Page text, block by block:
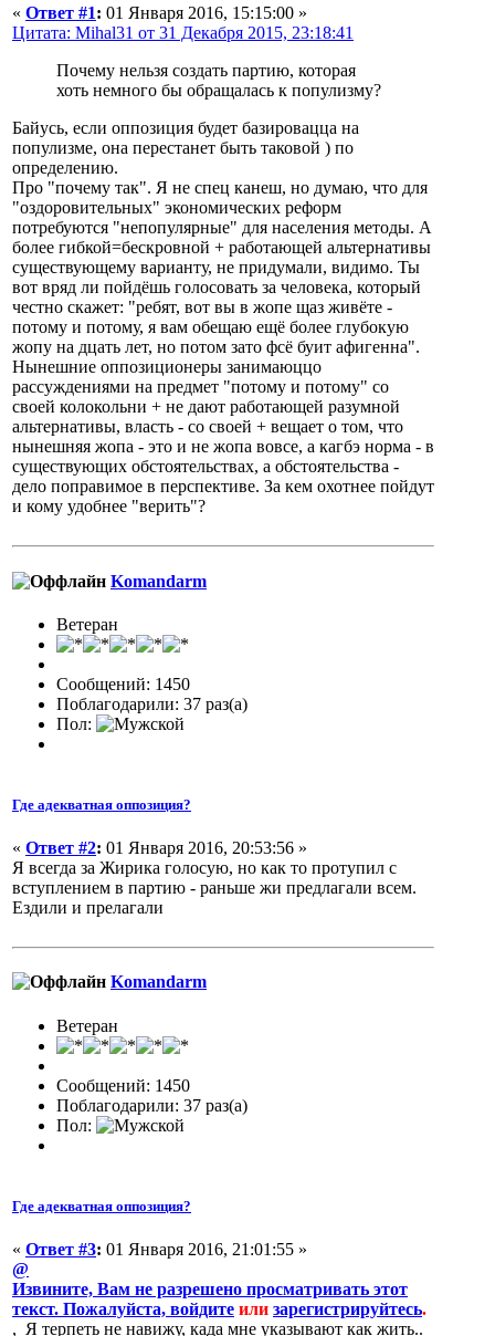
« Ответ #1: 01 Января 2016, 15:15:00 »
Цитата: Mihal31 от 31 Декабря 2015, 23:18:41
Почему нельзя создать партию, которая
хоть немного бы обращалась к популизму?
Байусь, если оппозиция будет базировацца на
популизме, она перестанет быть таковой ) по
определению.
Про "почему так". Я не спец канеш, но думаю, что для
"оздоровительных" экономических реформ
потребуются "непопулярные" для населения методы. А
более гибкой=бескровной + работающей альтернативы
существующему варианту, не придумали, видимо. Ты
вот вряд ли пойдёшь голосовать за человека, который
честно скажет: "ребят, вот вы в жопе щаз живёте -
потому и потому, я вам обещаю ещё более глубокую
жопу на дцать лет, но потом зато фсё буит афигенна".
Нынешние оппозиционеры занимаюццо
рассуждениями на предмет "потому и потому" со
своей колокольни + не дают работающей разумной
альтернативы, власть - со своей + вещает о том, что
нынешняя жопа - это и не жопа вовсе, а кагбэ норма - в
существующих обстоятельствах, а обстоятельства -
дело поправимое в перспективе. За кем охотнее пойдут
и кому удобнее "верить"?
Komandarm
Ветеран
Сообщений: 1450
Поблагодарили: 37 раз(а)
Пол:
Где адекватная оппозиция?
« Ответ #2: 01 Января 2016, 20:53:56 »
Я всегда за Жирика голосую, но как то протупил с
вступлением в партию - раньше жи предлагали всем.
Ездили и прелагали
Komandarm
Ветеран
Сообщений: 1450
Поблагодарили: 37 раз(а)
Пол:
Где адекватная оппозиция?
« Ответ #3: 01 Января 2016, 21:01:55 »
@
Извините, Вам не разрешено просматривать этот
текст. Пожалуйста, войдите или зарегистрируйтесь.
, Я терпеть не навижу, када мне указывают как жить..